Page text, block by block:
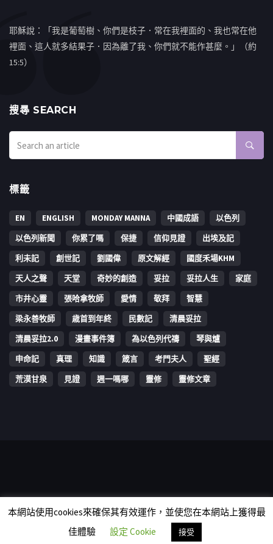
耶穌說：「我是葡萄樹、你們是枝子．常在我裡面的、我也常在他
裡面、這人就多結果子．因為離了我、你們就不能作甚麼。」（約
15:5）
搜㝷 SEARCH
標籤
EN ENGLISH MONDAY MANNA 中國成語
以色列
以色列新聞
你累了嗎 保捷 信仰見證
出埃及記
利未記
創世記 劉國偉 原文解經
國度禾場KHM
天人之聲
天堂 奇妙的創造 妥拉 妥拉人生
家庭
市井心靈
張哈拿牧師 愛情 敬拜
智慧
梁永善牧師
歳首到年終 民數記
清晨妥拉
清晨妥拉2.0
漫畫事件簿 為以色列代禱
琴與爐
申命記
真理 知識 箴言 考門夫人
聖經
荒漠甘泉
見證 週一嗎哪 靈修 靈修文章
rights reserved.
本網站使用cookies來確保其有效運作，並使您在本網站上獲得最
佳體驗
設定 Cookie 接受